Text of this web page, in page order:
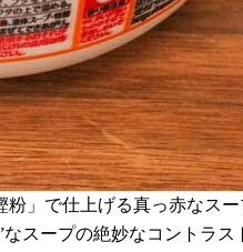
」で仕上げる真っ赤なス
スープの絶妙なコントラス